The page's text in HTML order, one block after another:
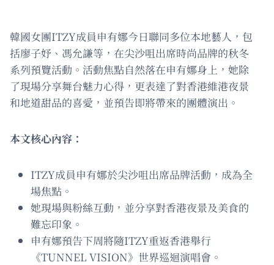
韓國女團ITZY成員申有娜今日聯同多位本地藝人，包
括廖子妤、馮允謙等，在尖沙咀出席時尚品牌的秋冬
系列預覽活動。活動焦點自然落在申有娜身上，她除
了現場分享舞台魅力心得，更表達了對香港維港夜景
和地道甜品的喜愛，並預告即將帶來的團體演出。
本文核心內容：
ITZY成員申有娜於尖沙咀出席品牌活動，成為全
場焦點。
她現場與粉絲互動，並分享對香港夜景及美食的
難忘印象。
申有娜預告下周將隨ITZY重返香港舉行
《TUNNEL VISION》世界巡迴演唱會。